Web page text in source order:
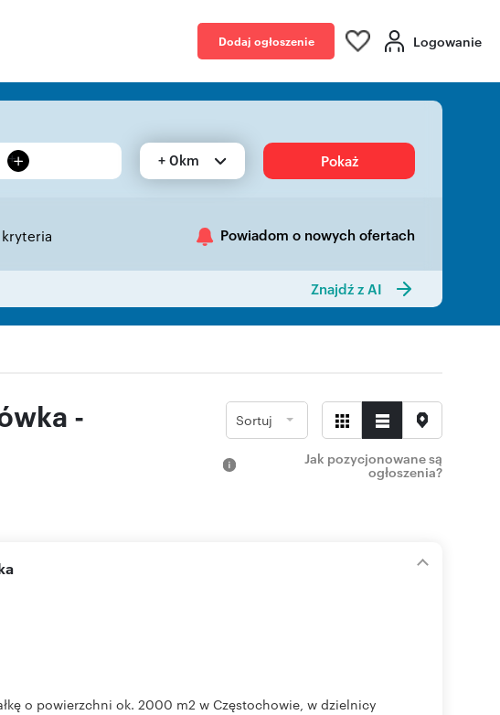
Dodaj ogłoszenie Logowanie
+ + 0km Pokaż
Powiadom o nowych ofertach
Znajdź z AI
-
Sortuj
Jak pozycjonowane są
ogłoszenia?
o powierzchni ok. 2000 m2 w Częstochowie, w dzielnicy